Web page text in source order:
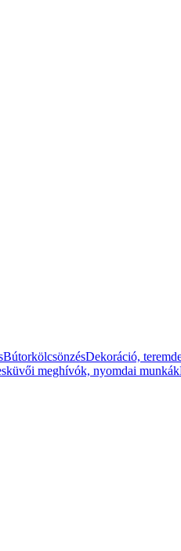
BútorkölcsönzésDekoráció,
meghívók, nyomdai munkák